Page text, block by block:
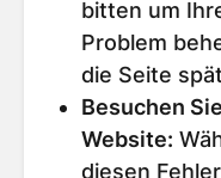
bitten um
Problem
die Seite
Besuchen
Website:
diesen